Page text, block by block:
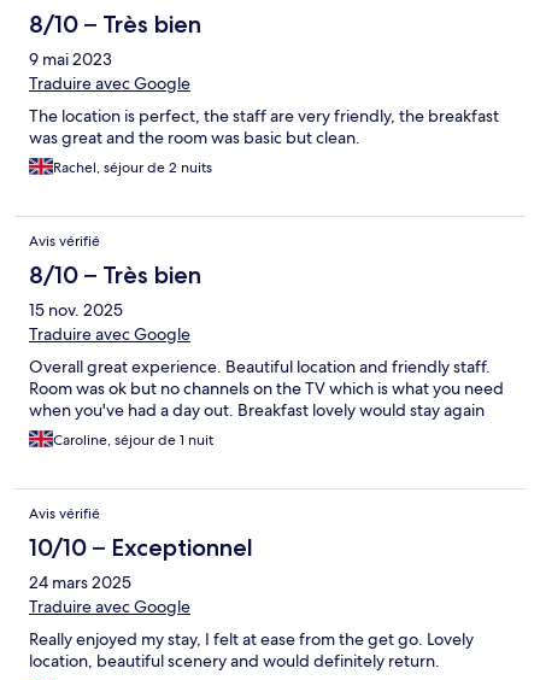
8/10 – Très bien
9 mai 2023
Traduire avec Google
The location is perfect, the staff are very friendly, the breakfast
was great and the room was basic but clean.
Rachel, séjour de 2 nuits
Avis vérifié
8/10 – Très bien
15 nov. 2025
Traduire avec Google
Overall great experience. Beautiful location and friendly staff.
Room was ok but no channels on the TV which is what you need
when you've had a day out. Breakfast lovely would stay again
Caroline, séjour de 1 nuit
Avis vérifié
10/10 – Exceptionnel
24 mars 2025
Traduire avec Google
Really enjoyed my stay, I felt at ease from the get go. Lovely
location, beautiful scenery and would definitely return.